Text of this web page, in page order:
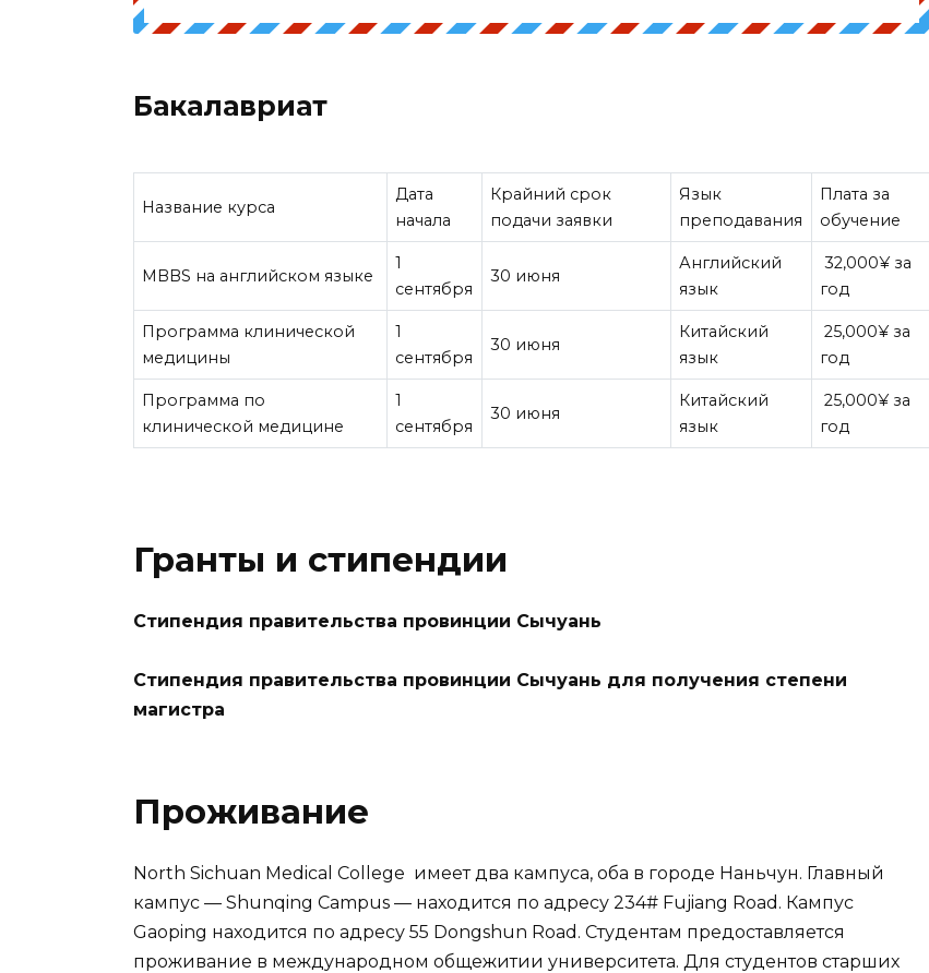
Бакалавриат
Название курса
Дата
начала
Крайний срок
подачи заявки
Язык
преподавания
Плата за
обучение
MBBS на английском языке
1
сентября
30 июня
Английский
язык
32,000¥ за
год
Программа клинической
медицины
1
сентября
30 июня
Китайский
язык
25,000¥ за
год
Программа по
клинической медицине
1
сентября
30 июня
Китайский
язык
25,000¥ за
год
Гранты и стипендии
Стипендия правительства провинции Сычуань
Стипендия правительства провинции Сычуань для получения степени
магистра
Проживание
North Sichuan Medical College имеет два кампуса, оба в городе Наньчун. Главный
кампус — Shunqing Campus — находится по адресу 234# Fujiang Road. Кампус
Gaoping находится по адресу 55 Dongshun Road. Студентам предоставляется
проживание в международном общежитии университета. Для студентов старших